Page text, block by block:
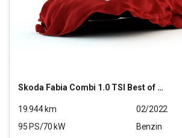
Skoda Fabia Combi 1.0 TSI Best of OPF (EURO 6d)
19.944km
02/2022
95 PS/70 kW
Benzin